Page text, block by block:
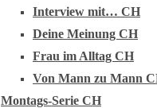
Interview mit… CH
Deine Meinung CH
Frau im Alltag CH
Von Mann zu Mann
Montags-Serie CH